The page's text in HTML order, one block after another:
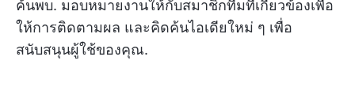
ค้นพบ. มอบหมายงานให้กับสมาชิกทีมที่เกี่ยวข้องเพื่อ
ให้การติดตามผล และคิดค้นไอเดียใหม่ ๆ เพื่อ
สนับสนุนผู้ใช้ของคุณ.